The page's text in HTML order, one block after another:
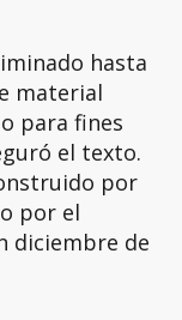
hasta
material
para fines
el texto.
por
por el
diciembre de